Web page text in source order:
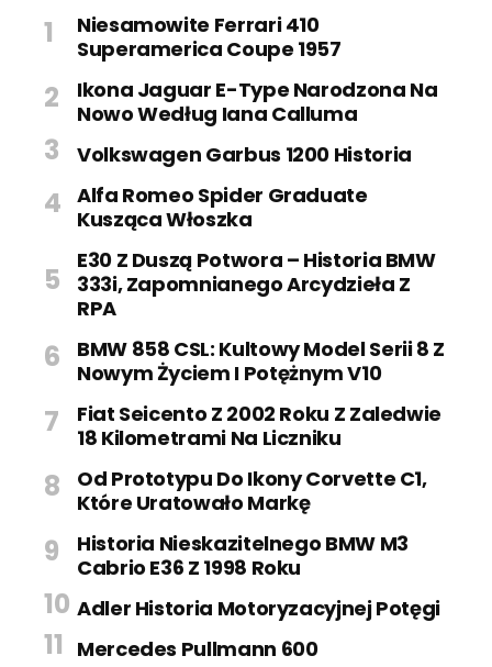
Niesamowite Ferrari 410
Superamerica Coupe 1957
Ikona Jaguar E-Type Narodzona Na
Nowo Według Iana Calluma
Volkswagen Garbus 1200 Historia
Alfa Romeo Spider Graduate
Kusząca Włoszka
E30 Z Duszą Potwora – Historia BMW
333i, Zapomnianego Arcydzieła Z
RPA
BMW 858 CSL: Kultowy Model Serii 8 Z
Nowym Życiem I Potężnym V10
Fiat Seicento Z 2002 Roku Z Zaledwie
18 Kilometrami Na Liczniku
Od Prototypu Do Ikony Corvette C1,
Które Uratowało Markę
Historia Nieskazitelnego BMW M3
Cabrio E36 Z 1998 Roku
Adler Historia Motoryzacyjnej Potęgi
Mercedes Pullmann 600